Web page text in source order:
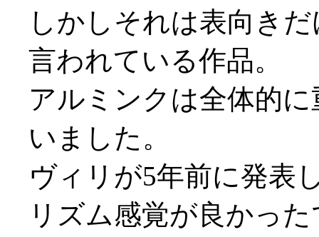
しかしそれは表向き
言われている作品。
アルミンクは全体的
いました。
ヴィリが5年前に発表
リズム感覚が良かっ